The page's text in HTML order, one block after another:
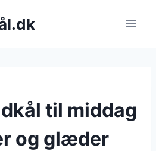
til middag
og glæder